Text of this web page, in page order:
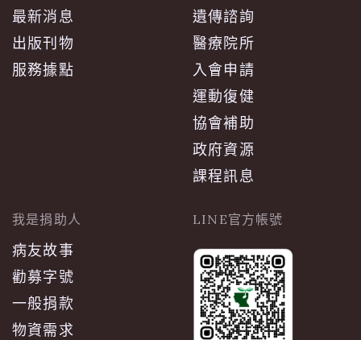
最新消息
出版刊物
服務據點
遺傳諮詢
醫療院所
入會申請
運動復健
協會補助
政府資源
課程訊息
我是捐助人
病友故事
勸募字號
一般捐款
物資需求
LINE官方帳號